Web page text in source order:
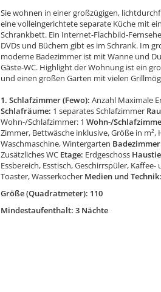
Sie wohnen in einer großzügigen,
eine volleingerichtete separate Küche mit
Schrankbett. Ein Internet-Flachbild-
DVDs und Büchern gibt es im Schrank. Im
moderne Badezimmer ist mit Wanne und
Gäste-WC. Highlight der Wohnung ist ein
und einen großen Garten mit vielen
1. Schlafzimmer (Fewo): Anzahl Maximale
Schlafräume: 1 separates Schlafzimmer
Wohn-/Schlafzimmer: 1 Wohn-/
Zimmer, Bettwäsche inklusive, Größe in
Waschmaschine, Wintergarten
Zusätzliches WCEtage: Erdgeschoss
Essbereich, Esstisch, Geschirrspüler,
Toaster, WasserkocherMedien und Technik:
Größe (Quadratmeter): 110
Mindestaufenthalt: 3 Nächte